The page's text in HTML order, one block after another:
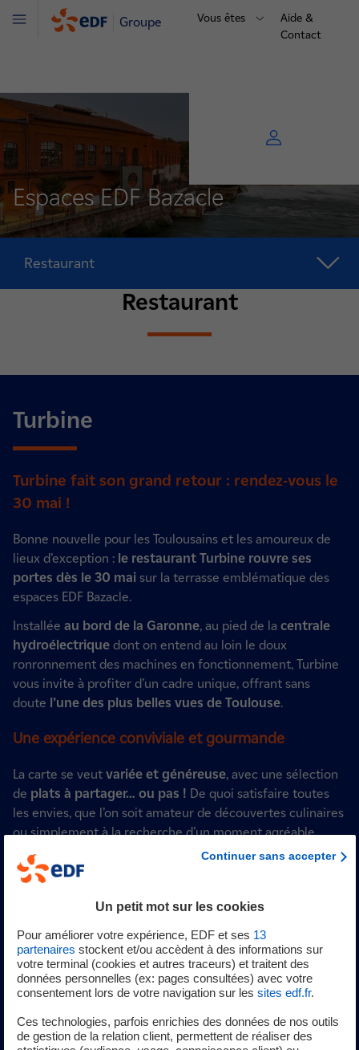
Groupe Vous êtes
Aide &
Contact
Menu
Espaces EDF Bazacle
Restaurant
Restaurant
Turbine
Turbine fait son grand retour : rendez-vous le
30 mai !
Bonne nouvelle pour les Toulousains et les amoureux de
lieux d’exception : le restaurant Turbine rouvre ses
portes dès le 30 mai sur la terrasse emblématique des
espaces EDF Bazacle.
Installée au bord de la Garonne, au pied de la centrale
hydroélectrique dont on entend au loin le doux
ronronnement des machines en fonctionnement, Turbine
vous invite à profiter d’un cadre unique, offrant sans
doute l’une des plus belles vues de Toulouse.
Une expérience conviviale et gourmande
La carte se veut variée et généreuse, avec une sélection
de plats à partager… ou pas ! De quoi satisfaire toutes
les envies, que l’on soit amateur de découvertes culinaires
ou simplement à la recherche d’un moment agréable
autour d’un bon repas.
Un lieu de vie au cœur de la ville
l’endroit idéal pour profiter d'une ambiance résolument
estivale.Au cœur de Toulouse, la terrasse devient un
véritable refuge urbain où il fait bon ralentir et savourer.
Cet été, laissez-vous porter par l’énergie de Turbine !
Continuer sans accepter
Un petit mot sur les cookies
Pour améliorer votre expérience, EDF et ses 13
partenaires stockent et/ou accèdent à des informations sur
votre terminal (cookies et autres traceurs) et traitent des
données personnelles (ex: pages consultées) avec votre
consentement lors de votre navigation sur les sites edf.fr.
Ces technologies, parfois enrichies des données de nos outils
de gestion de la relation client, permettent de réaliser des